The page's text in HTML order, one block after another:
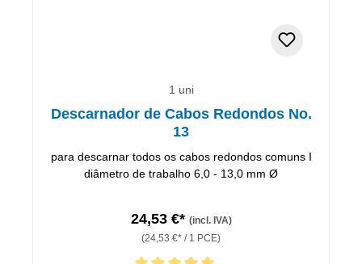
1 uni
Descarnador de Cabos Redondos No.
13
para descarnar todos os cabos redondos comuns I
diâmetro de trabalho 6,0 - 13,0 mm Ø
24,53 €* (incl. IVA)
(24,53 €* / 1 PCE)